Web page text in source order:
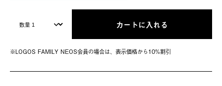
カートに入れる
※LOGOS FAMILY NEOS会員の場合は、表⽰価格から10%割引